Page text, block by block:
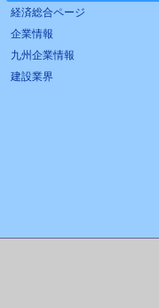
経済総合ページ
企業情報
九州企業情報
建設業界